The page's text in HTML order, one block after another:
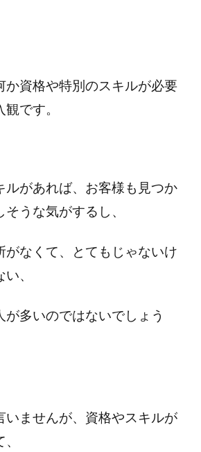
か資格や特別のスキルが必要
です。
ルがあれば、お客様も見つか
うな気がするし、
がなくて、とてもじゃないけ
、
が多いのではないでしょう
いませんが、資格やスキルが